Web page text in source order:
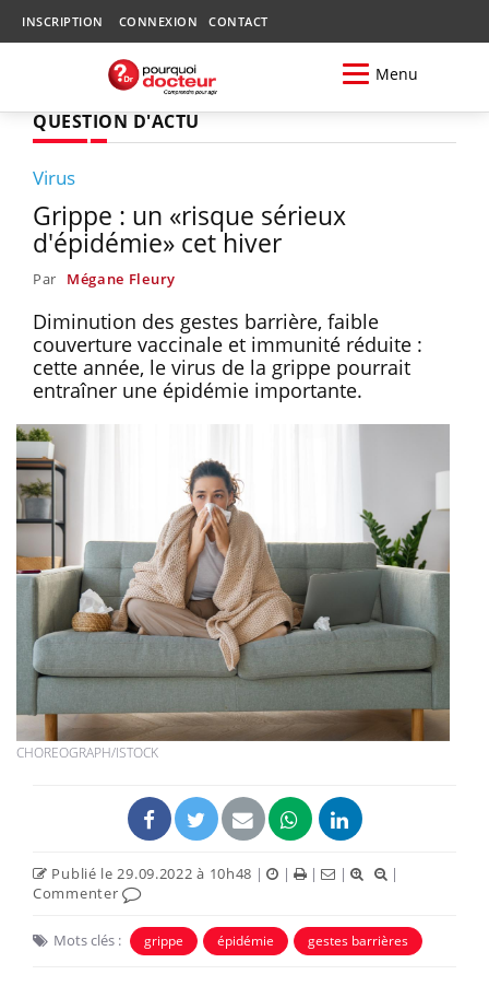
INSCRIPTION CONNEXION CONTACT
Menu
QUESTION D'ACTU
Virus
Grippe : un «risque sérieux
d'épidémie» cet hiver
Par Mégane Fleury
Diminution des gestes barrière, faible
couverture vaccinale et immunité réduite :
cette année, le virus de la grippe pourrait
entraîner une épidémie importante.
CHOREOGRAPH/ISTOCK
Publié le 29.09.2022 à 10h48 | | | |
|
Commenter
Mots clés : grippe épidémie gestes barrières